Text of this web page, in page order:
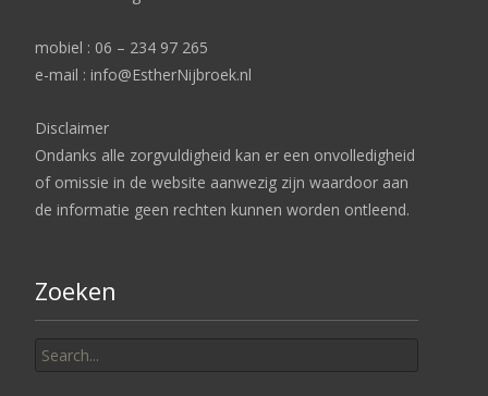
mobiel : 06 – 234 97 265
e-mail : info@EstherNijbroek.nl
Disclaimer
Ondanks alle zorgvuldigheid kan er een onvolledigheid
of omissie in de website aanwezig zijn waardoor aan
de informatie geen rechten kunnen worden ontleend.
Zoeken
for: